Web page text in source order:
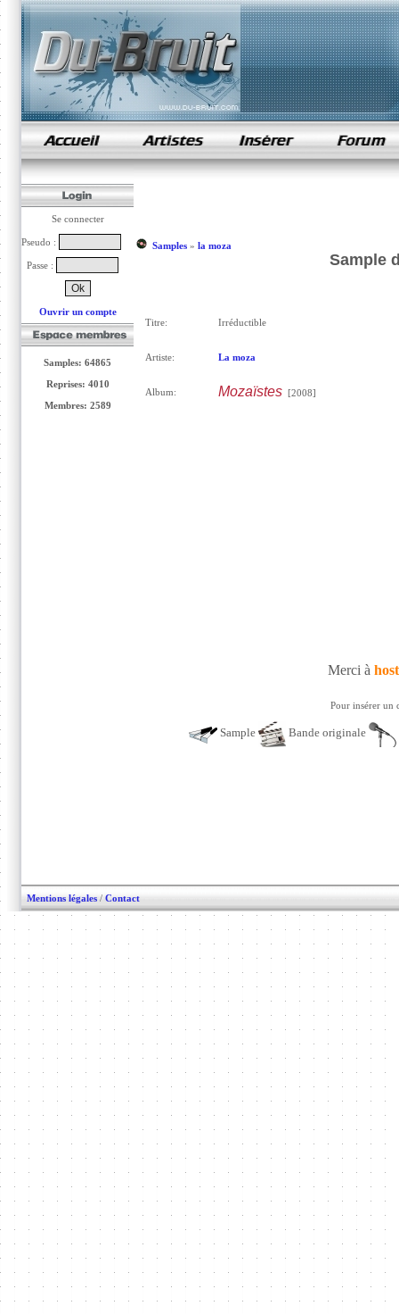
samples de rap
Se connecter
Pseudo :
Passe :
Ouvrir un compte
Samples: 64865
Reprises: 4010
Membres: 2589
Samples» la moza
Sample
Titre: Irréductible
Artiste: La moza
Album: Mozaïstes[2008]
Merci à
Pour insérer un
Sample Bande originale
Mentions légales / Contact